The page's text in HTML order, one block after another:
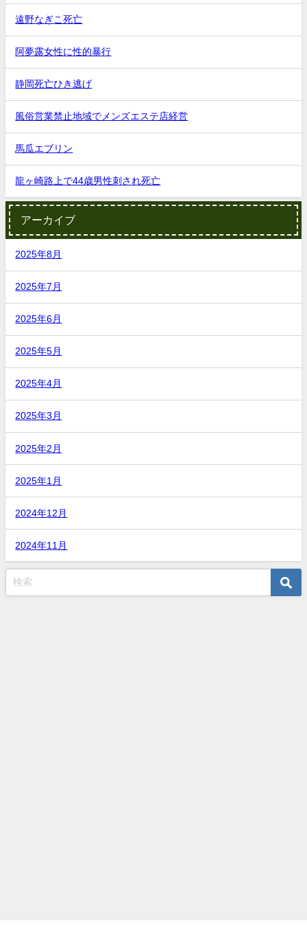
遠野なぎこ死亡
阿夢露女性に性的暴行
静岡死亡ひき逃げ
風俗営業禁止地域でメンズエステ店経営
馬瓜エブリン
龍ヶ崎路上で44歳男性刺され死亡
アーカイブ
2025年8月
2025年7月
2025年6月
2025年5月
2025年4月
2025年3月
2025年2月
2025年1月
2024年12月
2024年11月